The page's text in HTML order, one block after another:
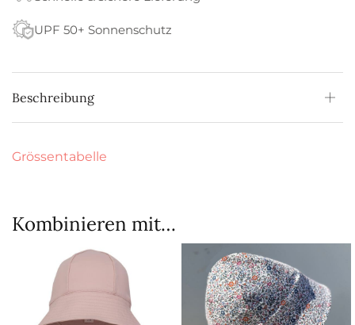
UPF 50+ Sonnenschutz
Beschreibung
Grössentabelle
Kombinieren mit…